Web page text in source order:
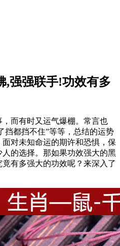
,强强联手!功效有多
而有时又运气爆棚。常言也
挡都挡不住”等等，总结的运势
对未知命运的期许和恐惧，保
的选择。那如果功效强大的黑
有多强大的功效呢？来深入了